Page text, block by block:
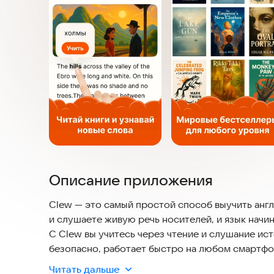
Описание приложения
Clew — это самый простой способ выучить
и слушаете живую речь носителей, и язык
С Clew вы учитесь через чтение и слушание
безопасно, работает быстро на любом
обновлениям.
Читать дальше